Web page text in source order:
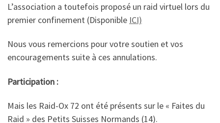
L’association a toutefois proposé un raid virtuel lors du
premier confinement (Disponible ICI)
Nous vous remercions pour votre soutien et vos
encouragements suite à ces annulations.
Participation :
Mais les Raid-Ox 72 ont été présents sur le « Faites du
Raid » des Petits Suisses Normands (14).